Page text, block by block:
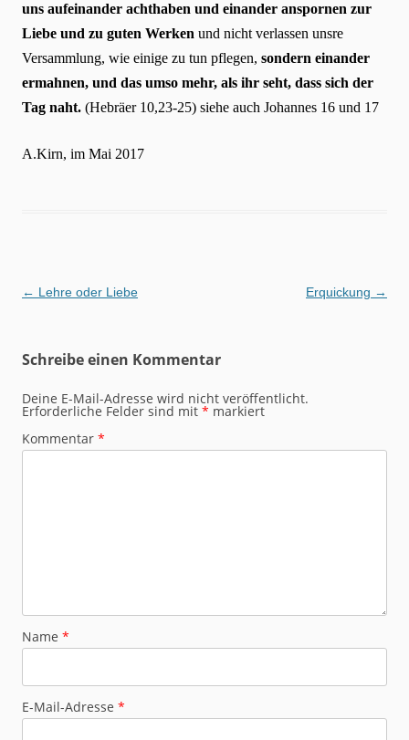
uns aufeinander achthaben und einander anspornen zur
Liebe und zu guten Werken und nicht verlassen unsre
Versammlung, wie einige zu tun pflegen, sondern einander
ermahnen, und das umso mehr, als ihr seht, dass sich der
Tag naht. (Hebräer 10,23-25) siehe auch Johannes 16 und 17
A.Kirn, im Mai 2017
Beitragsnavigation
← Lehre oder Liebe Erquickung →
Schreibe einen Kommentar
Deine E-Mail-Adresse wird nicht veröffentlicht.
Erforderliche Felder sind mit * markiert
Kommentar *
Name *
E-Mail-Adresse *